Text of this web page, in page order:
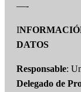
—-
I
DATOS
Responsable:
Delegado de